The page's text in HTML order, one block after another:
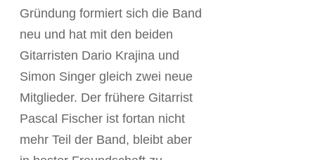
Gründung formiert sich die Band
neu und hat mit den beiden
Gitarristen Dario Krajina und
Simon Singer gleich zwei neue
Mitglieder. Der frühere Gitarrist
Pascal Fischer ist fortan nicht
mehr Teil der Band, bleibt aber